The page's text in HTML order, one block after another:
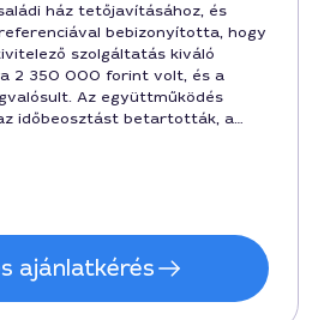
ház tetőjavításához, és
bebizonyította, hogy
szolgáltatás kiváló
2 350 000 forint volt, és a
Az együttműködés
időbeosztást betartották, a
nagyon tetszett, köszönöm
ajánlatkérés